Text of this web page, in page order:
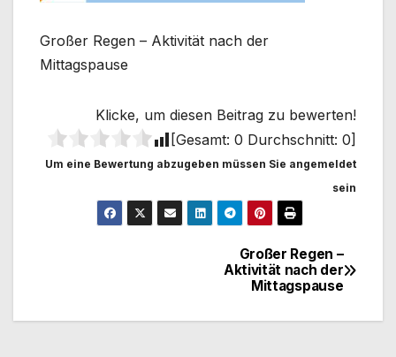
Großer Regen – Aktivität nach der
Mittagspause
Klicke, um diesen Beitrag zu bewerten!
[Gesamt: 0 Durchschnitt: 0]
Um eine Bewertung abzugeben müssen Sie angemeldet
sein
BeitragsnavigationGroßer Regen –
Aktivität nach der
Mittagspause